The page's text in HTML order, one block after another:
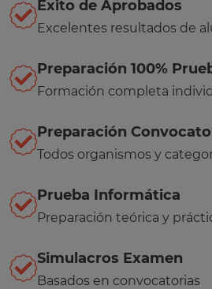
Éxito de Aprobados
Excelentes resultados de
Preparación 100%
Formación completa
Preparación
Todos organismos y
Prueba Informática
Preparación teórica y
Simulacros Examen
Basados en convocatorias